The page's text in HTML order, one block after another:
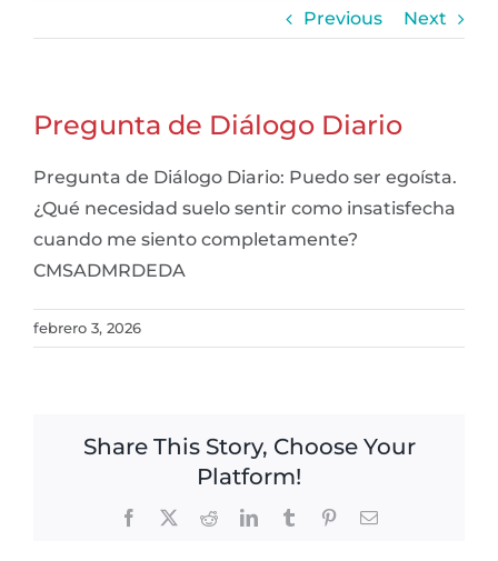
Previous Next
Pregunta de Diálogo Diario
Pregunta de Diálogo Diario: Puedo ser egoísta.
¿Qué necesidad suelo sentir como insatisfecha
cuando me siento completamente?
CMSADMRDEDA
febrero 3, 2026
Share This Story, Choose Your
Platform!
Facebook RedditLinkedInTumblr PinterestEmail